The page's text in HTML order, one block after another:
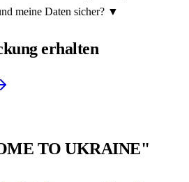
meine Daten sicher? ▼
erhalten
TO UKRAINE"